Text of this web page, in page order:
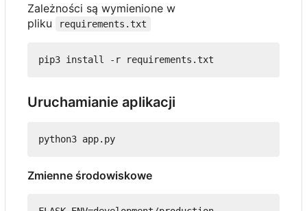
Zależności są wymienione w
pliku
requirements.txt
Uruchamianie aplikacji
Zmienne środowiskowe